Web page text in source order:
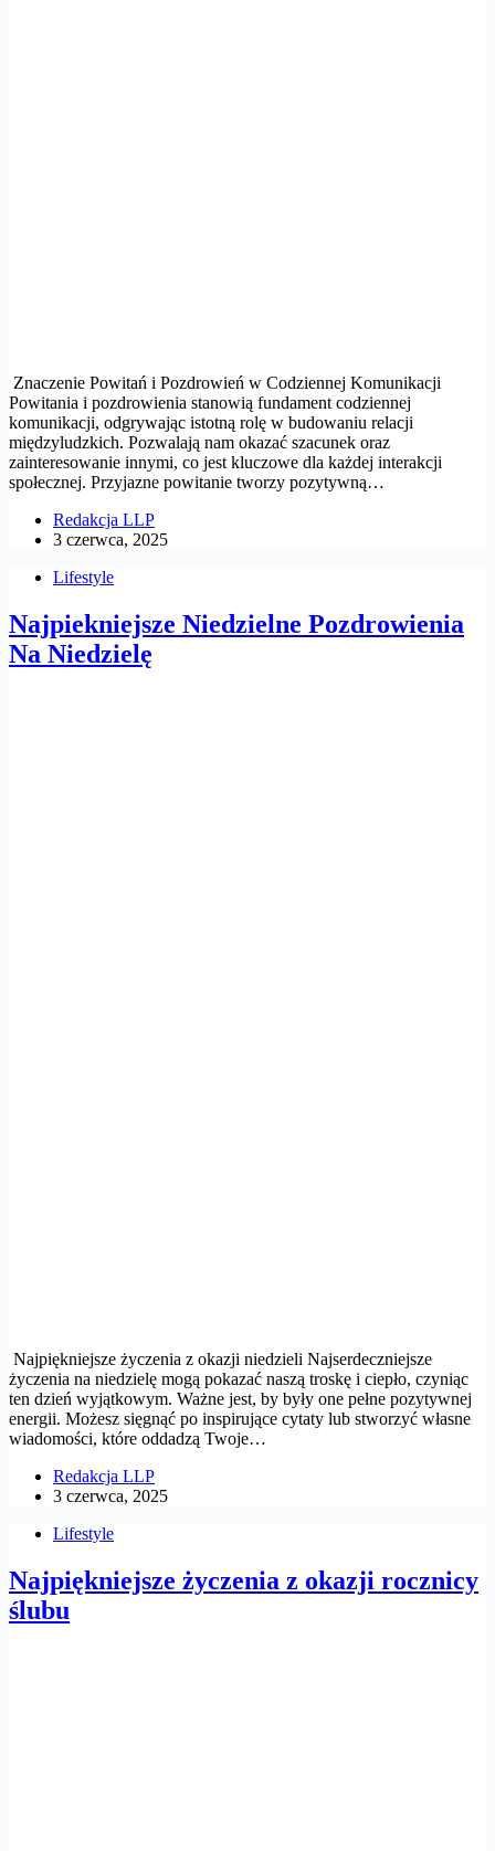
Znaczenie Powitań i Pozdrowień w Codziennej Komunikacji
Powitania i pozdrowienia stanowią fundament codziennej
komunikacji, odgrywając istotną rolę w budowaniu relacji
międzyludzkich. Pozwalają nam okazać szacunek oraz
zainteresowanie innymi, co jest kluczowe dla każdej interakcji
społecznej. Przyjazne powitanie tworzy pozytywną…
Redakcja LLP
3 czerwca, 2025
Lifestyle
Najpiekniejsze Niedzielne Pozdrowienia
Na Niedzielę
Najpiękniejsze życzenia z okazji niedzieli Najserdeczniejsze
życzenia na niedzielę mogą pokazać naszą troskę i ciepło, czyniąc
ten dzień wyjątkowym. Ważne jest, by były one pełne pozytywnej
energii. Możesz sięgnąć po inspirujące cytaty lub stworzyć własne
wiadomości, które oddadzą Twoje…
Redakcja LLP
3 czerwca, 2025
Lifestyle
Najpiękniejsze życzenia z okazji rocznicy
ślubu